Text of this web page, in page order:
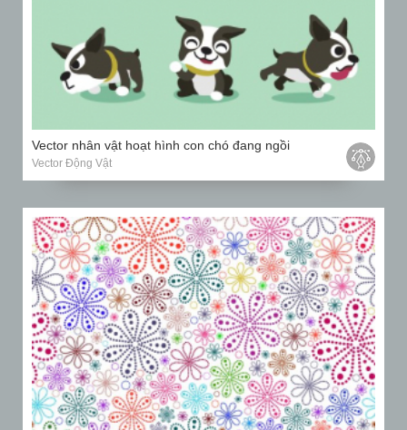
Vector nhân vật hoạt hình con chó đang ngồi
Vector Động Vật